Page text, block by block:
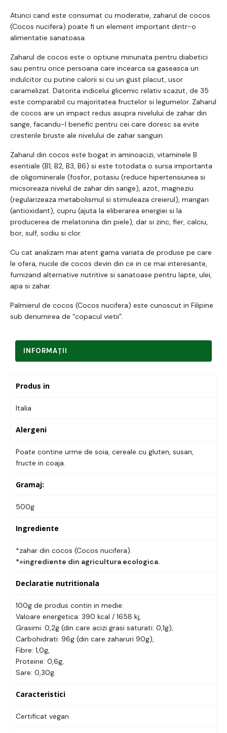
Atunci cand este consumat cu moderatie, zaharul de cocos
(Cocos nucifera) poate fi un element important dintr-o
alimentatie sanatoasa.
Zaharul de cocos este o optiune minunata pentru diabetici
sau pentru orice persoana care incearca sa gaseasca un
indulcitor cu putine calorii si cu un gust placut, usor
caramelizat. Datorita indicelui glicemic relativ scazut, de 35
este comparabil cu majoritatea fructelor si legumelor. Zaharul
de cocos are un impact redus asupra nivelului de zahar din
sange, facandu-l benefic pentru cei care doresc sa evite
cresterile bruste ale nivelului de zahar sanguin.
Zaharul din cocos este bogat in aminoacizi, vitaminele B
esentiale (B1, B2, B3, B6) si este totodata o sursa importanta
de oligominerale (fosfor, potasiu (reduce hipertensiunea si
micsoreaza nivelul de zahar din sange), azot, magneziu
(regularizeaza metabolismul si stimuleaza creierul), mangan
(antioxidant), cupru (ajuta la eliberarea energiei si la
producerea de melatonina din piele), dar si zinc, fier, calciu,
bor, sulf, sodiu si clor.
Cu cat analizam mai atent gama variata de produse pe care
le ofera, nucile de cocos devin din ce in ce mai interesante,
furnizand alternative nutritive si sanatoase pentru lapte, ulei,
apa si zahar.
Palmierul de cocos (Cocos nucifera) este cunoscut in Filipine
sub denumirea de “copacul vietii”.
INFORMAŢII
Produs in
Italia
Alergeni
Poate contine urme de soia, cereale cu gluten, susan,
fructe in coaja.
Gramaj:
500g
Ingrediente
*zahar din cocos (Cocos nucifera).
*=ingrediente din agricultura ecologica.
Declaratie nutritionala
100g de produs contin in medie:
Valoare energetica: 390 kcal / 1658 kj,
Grasimi: 0,2g (din care acizi grasi saturati: 0,1g),
Carbohidrati: 96g (din care zaharuri 90g),
Fibre: 1,0g,
Proteine: 0,6g,
Sare: 0,30g.
Caracteristici
Certificat vegan